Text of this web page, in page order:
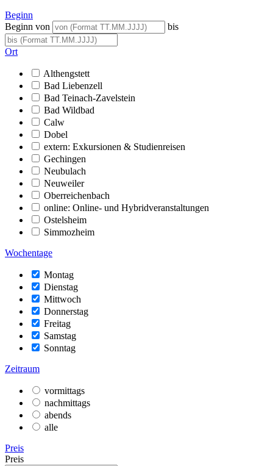
Beginn
Beginn von
bis
Ort
Althengstett
Bad Liebenzell
Bad Teinach-Zavelstein
Bad Wildbad
Calw
Dobel
extern: Exkursionen & Studienreisen
Gechingen
Neubulach
Neuweiler
Oberreichenbach
online: Online- und Hybridveranstaltungen
Ostelsheim
Simmozheim
Wochentage
Montag
Dienstag
Mittwoch
Donnerstag
Freitag
Samstag
Sonntag
Zeitraum
vormittags
nachmittags
abends
alle
Preis
Preis